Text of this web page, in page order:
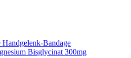
Handgelenk-Bandage
Bisglycinat 300mg